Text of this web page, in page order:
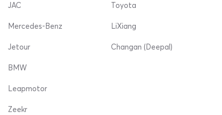
JAC
Mercedes-Benz
Jetour
Toyota
LiXiang
Changan (Deepal)
BMW
Leapmotor
Zeekr